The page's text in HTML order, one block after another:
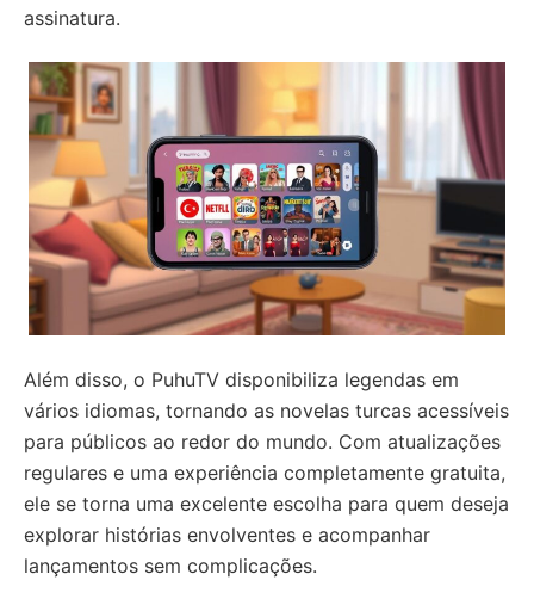
assinatura.
Além disso, o PuhuTV disponibiliza legendas em
vários idiomas, tornando as novelas turcas acessíveis
para públicos ao redor do mundo. Com atualizações
regulares e uma experiência completamente gratuita,
ele se torna uma excelente escolha para quem deseja
explorar histórias envolventes e acompanhar
lançamentos sem complicações.